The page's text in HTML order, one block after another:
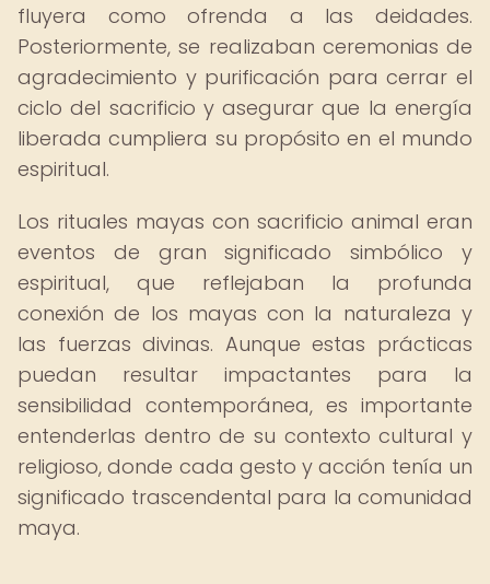
fluyera como ofrenda a las deidades.
Posteriormente, se realizaban ceremonias de
agradecimiento y purificación para cerrar el
ciclo del sacrificio y asegurar que la energía
liberada cumpliera su propósito en el mundo
espiritual.
Los rituales mayas con sacrificio animal eran
eventos de gran significado simbólico y
espiritual, que reflejaban la profunda
conexión de los mayas con la naturaleza y
las fuerzas divinas. Aunque estas prácticas
puedan resultar impactantes para la
sensibilidad contemporánea, es importante
entenderlas dentro de su contexto cultural y
religioso, donde cada gesto y acción tenía un
significado trascendental para la comunidad
maya.